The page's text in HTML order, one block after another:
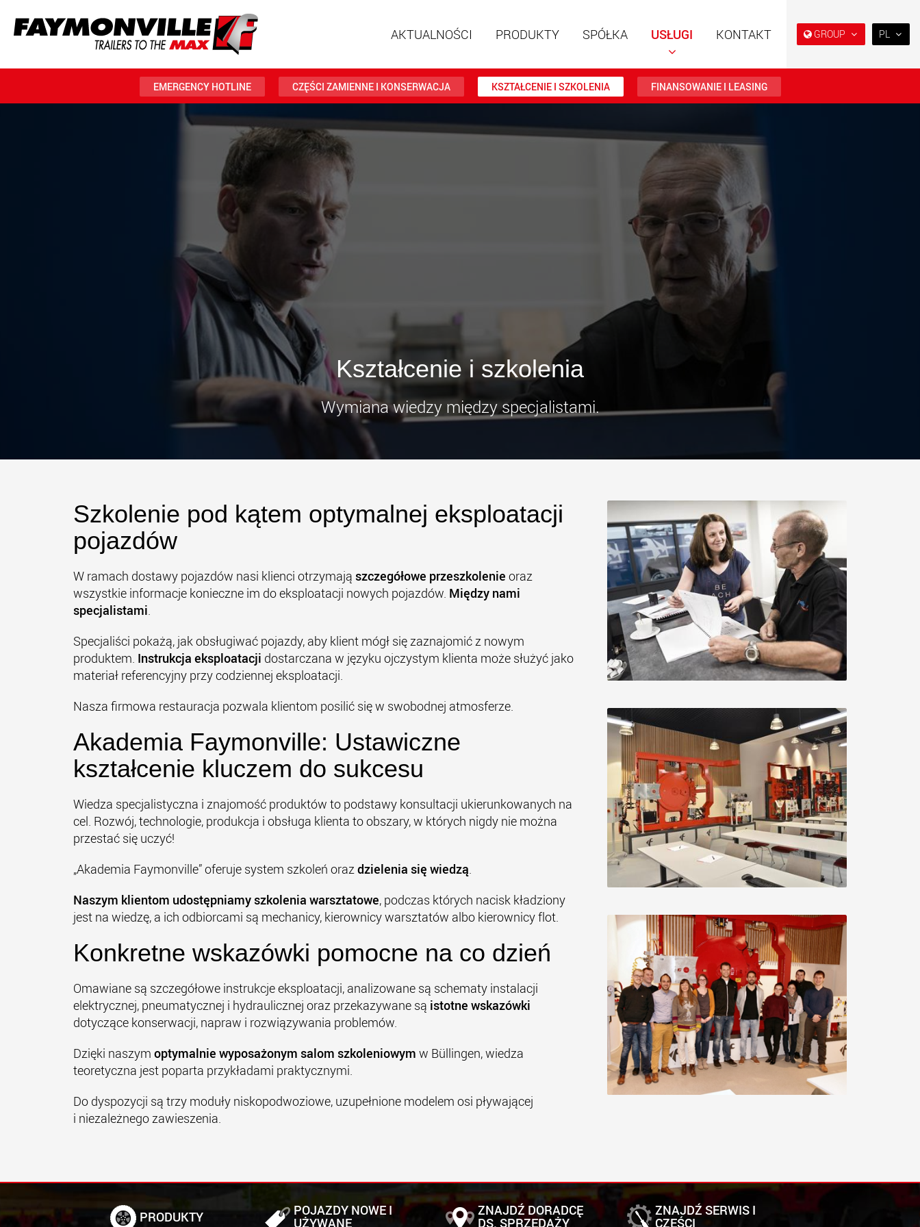
GROUP
Naczepy specjalne o
modułowej konstrukcji do
ładunków od 15 t do 123 t
www.maxtrailer.eu
Naczepy specjalne,
zaprojektowane na rynek
Naczepy specjalne do
ładunków od 20 t do 500 t
www.faymonville.com
Elektryczne pojazdy
transportowe zasilane
akumulatorowo o
ładowności od 5 t
www.morello.eu.com
Elektryczne pojazdy
transportowe do lżejszych
klas ładunków w USA
PL
AKTUALNOŚCI PRODUKTY SPÓŁKA USŁUGI KONTAKT
EMERGENCY HOTLINE CZĘŚCI ZAMIENNE I KONSERWACJA KSZTAŁCENIE I SZKOLENIA FINANSOWANIE I LEASING
Kształcenie i szkolenia
Wymiana wiedzy między specjalistami.
Szkolenie pod kątem optymalnej eksploatacji
pojazdów
W ramach dostawy pojazdów nasi klienci otrzymają szczegółowe przeszkolenie oraz
wszystkie informacje konieczne im do eksploatacji nowych pojazdów. Między nami
specjalistami.
Specjaliści pokażą, jak obsługiwać pojazdy, aby klient mógł się zaznajomić z nowym
produktem. Instrukcja eksploatacji dostarczana w języku ojczystym klienta może służyć jako
materiał referencyjny przy codziennej eksploatacji.
Nasza firmowa restauracja pozwala klientom posilić się w swobodnej atmosferze.
Akademia Faymonville: Ustawiczne
kształcenie kluczem do sukcesu
Wiedza specjalistyczna i znajomość produktów to podstawy konsultacji ukierunkowanych na
cel. Rozwój, technologie, produkcja i obsługa klienta to obszary, w których nigdy nie można
przestać się uczyć!
„Akademia Faymonville” oferuje system szkoleń orazdzielenia się wiedzą.
Naszym klientom udostępniamyszkolenia warsztatowe, podczas których nacisk kładziony
jest na wiedzę, a ich odbiorcami są mechanicy, kierownicy warsztatów albo kierownicy flot.
Konkretne wskazówki pomocne na co dzień
Omawiane są szczegółowe instrukcje eksploatacji, analizowane są schematy instalacji
elektrycznej, pneumatycznej i hydraulicznej oraz przekazywane są istotne wskazówki
dotyczące konserwacji, napraw i rozwiązywania problemów.
Dzięki naszym optymalnie wyposażonym salom szkoleniowym w Büllingen, wiedza
teoretyczna jest poparta przykładami praktycznymi.
Do dyspozycji są trzy moduły niskopodwoziowe, uzupełnione modelem osi pływającej
i niezależnego zawieszenia.
PRODUKTY POJAZDY NOWE I
UŻYWANE
ZNAJDŹ DORADCĘ
DS. SPRZEDAŻY
ZNAJDŹ SERWIS I
CZĘŚCI